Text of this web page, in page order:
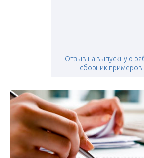
Отзыв на выпускную
сборник примеров